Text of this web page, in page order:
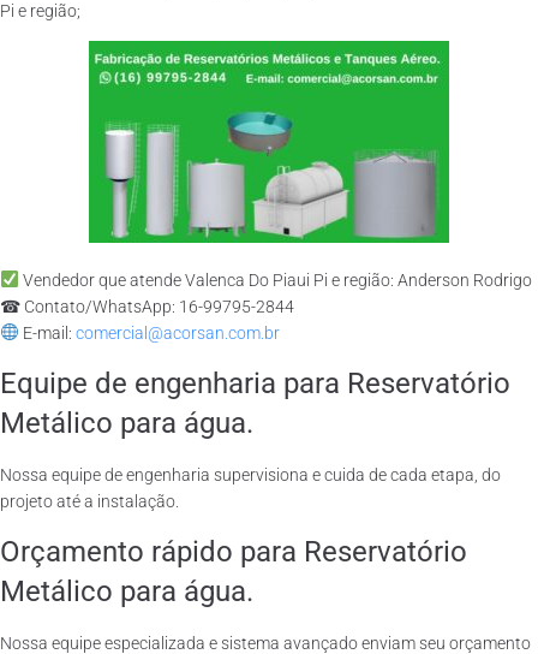
Pi e região;
Vendedor que atende Valenca Do Piaui Pi e região: Anderson Rodrigo
☎ Contato/WhatsApp: 16-99795-2844
E-mail: comercial@acorsan.com.br
Equipe de engenharia para Reservatório
Metálico para água.
Nossa equipe de engenharia supervisiona e cuida de cada etapa, do
projeto até a instalação.
Orçamento rápido para Reservatório
Metálico para água.
Nossa equipe especializada e sistema avançado enviam seu orçamento